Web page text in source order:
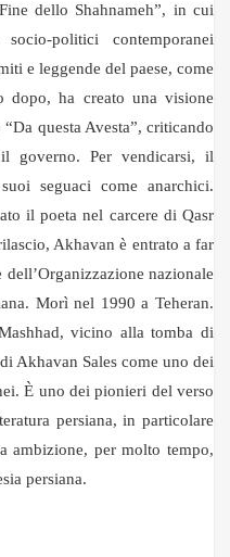
dello Shahnameh”, in cui
politici contemporanei
e leggende del paese, come
dopo, ha creato una visione
questa Avesta”, criticando
governo. Per vendicarsi, il
seguaci come anarchici.
il poeta nel carcere di Qasr
Akhavan è entrato a far
nazionale
Morì nel 1990 a Teheran.
vicino alla tomba di
Akhavan Sales come uno dei
È uno dei pionieri del verso
persiana, in particolare
ambizione, per molto tempo,
persiana.